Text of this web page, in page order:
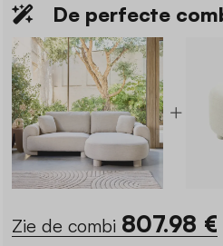
De perfecte
Zie de combi 807.98 €